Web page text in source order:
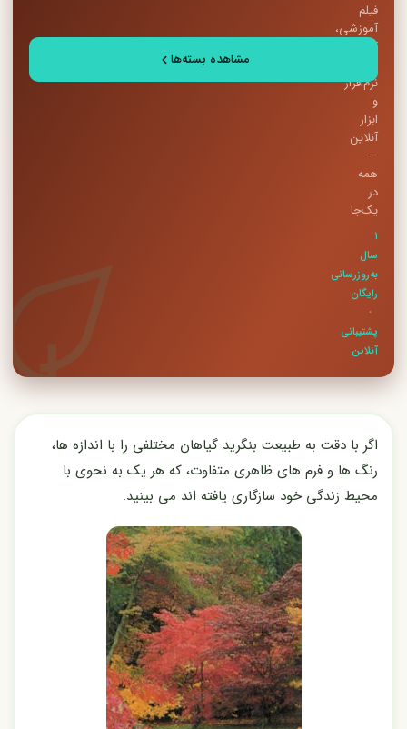
فیلم
آموزشی،
کتاب
نرم‌افزار
و
ابزار
آنلاین
—
همه
در
یک‌جا
۱
سال
به‌روزرسانی
رایگان
·
پشتیبانی
آنلاین
مشاهده بسته‌ها
اگر با دقت به طبیعت بنگرید گیاهان مختلفی را با اندازه ها،
رنگ ها و فرم های ظاهری متفاوت، که هر یک به نحوی با
محیط زندگی خود سازگاری یافته اند می بینید.